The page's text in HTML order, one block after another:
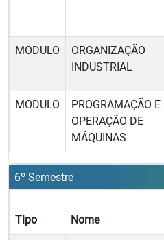
MODULO
ORGANIZAÇÃO
INDUSTRIAL
MODULO
PROGRAMAÇÃO E
OPERAÇÃO DE
MÁQUINAS
6º Semestre
Tipo Nome